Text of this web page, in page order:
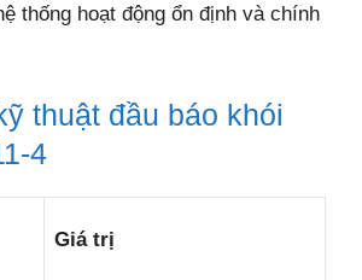
thống hoạt động ổn định và chính
thuật đầu báo khói
4
Giá trị